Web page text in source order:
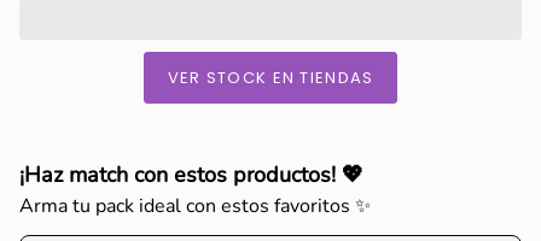
Después de la limpieza, vierte una cantidad adecuada en
absorción.
Ingredientes
en
el
VER STOCK EN TIENDAS
¡Haz match con estos productos! 💖
Arma tu pack ideal con estos favoritos ✨